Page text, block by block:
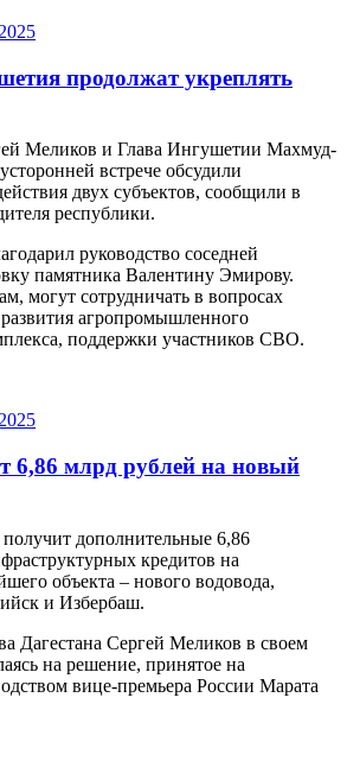
продолжат укреплять
Меликов и Глава Ингушетии Махмуд-
встрече обсудили
двух субъектов, сообщили в
республики.
руководство соседней
памятника Валентину Эмирову.
могут сотрудничать в вопросах
агропромышленного
поддержки участников СВО.
6,86 млрд рублей на новый
дополнительные 6,86
кредитов на
объекта – нового водовода,
и Избербаш.
Дагестана Сергей Меликов в своем
на решение, принятое на
вице-премьера России Марата